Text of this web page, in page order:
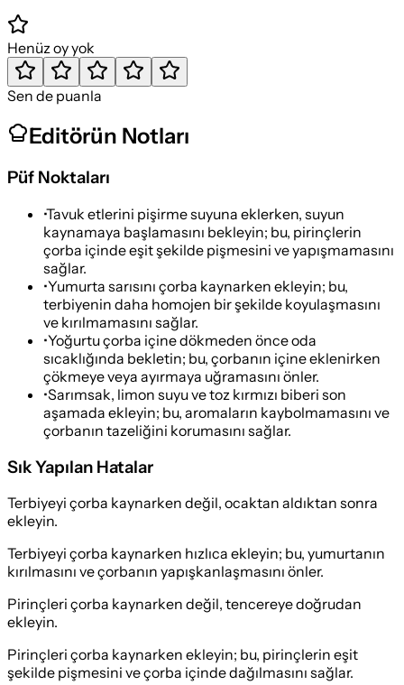
Henüz oy yok
Sen de puanla
Editörün Notları
Püf Noktaları
•Tavuk etlerini pişirme suyuna eklerken, suyun
kaynamaya başlamasını bekleyin; bu, pirinçlerin
çorba içinde eşit şekilde pişmesini ve yapışmamasını
sağlar.
•Yumurta sarısını çorba kaynarken ekleyin; bu,
terbiyenin daha homojen bir şekilde koyulaşmasını
ve kırılmamasını sağlar.
•Yoğurtu çorba içine dökmeden önce oda
sıcaklığında bekletin; bu, çorbanın içine eklenirken
çökmeye veya ayırmaya uğramasını önler.
•Sarımsak, limon suyu ve toz kırmızı biberi son
aşamada ekleyin; bu, aromaların kaybolmamasını ve
çorbanın tazeliğini korumasını sağlar.
Sık Yapılan Hatalar
Terbiyeyi çorba kaynarken değil, ocaktan aldıktan sonra
ekleyin.
Terbiyeyi çorba kaynarken hızlıca ekleyin; bu, yumurtanın
kırılmasını ve çorbanın yapışkanlaşmasını önler.
Pirinçleri çorba kaynarken değil, tencereye doğrudan
ekleyin.
Pirinçleri çorba kaynarken ekleyin; bu, pirinçlerin eşit
şekilde pişmesini ve çorba içinde dağılmasını sağlar.